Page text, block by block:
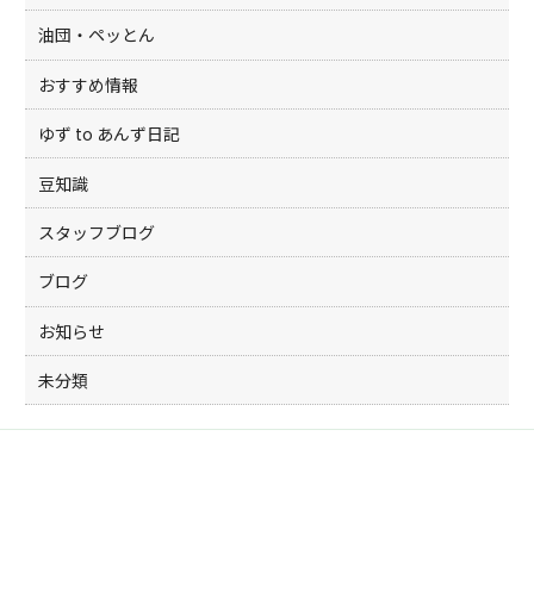
油団・ペッとん
おすすめ情報
ゆず to あんず日記
豆知識
スタッフブログ
ブログ
お知らせ
未分類